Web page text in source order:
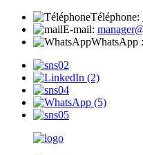
Téléphone:
E-mail:
WhatsApp :